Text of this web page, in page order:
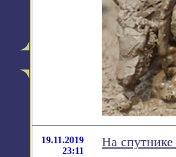
19.11.2019
23:11
На